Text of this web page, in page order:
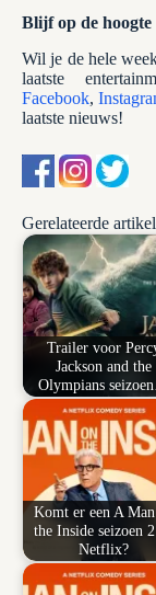
Blijf op de hoogte
Wil je de hele
laatste
Facebook,
laatste nieuws!
Gerelateerde
Trailer voor
Jackson and the
Olympians
Komt er een A
the Inside seizoen
Netflix?